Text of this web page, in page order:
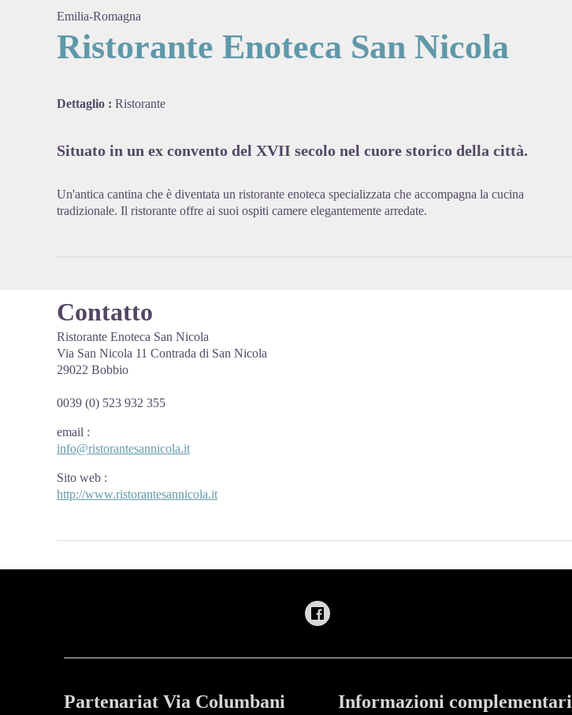
Emilia-Romagna
Ristorante Enoteca San Nicola
Dettaglio : Ristorante
Situato in un ex convento del XVII secolo nel cuore storico della città.
Un'antica cantina che è diventata un ristorante enoteca specializzata che accompagna la cucina
tradizionale. Il ristorante offre ai suoi ospiti camere elegantemente arredate.
Contatto
Ristorante Enoteca San Nicola
Via San Nicola 11 Contrada di San Nicola
29022 Bobbio
0039 (0) 523 932 355
email :
info@ristorantesannicola.it
Sito web :
http://www.ristorantesannicola.it
Partenariat Via Columbani Informazioni complementari